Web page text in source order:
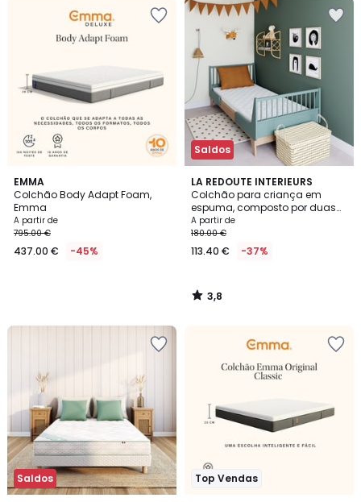
EMMA
Colchão Body Adapt Foam,
Emma
A partir de
795.00 €
437.00 € -45%
Saldos
LA REDOUTE INTERIEURS
Colchão para criança em
espuma, composto por duas
partes, para cama evolutiva
A partir de
180.00 €
113.40 € -37%
3,8
/ 5
3,8
/
Saldos Top Vendas